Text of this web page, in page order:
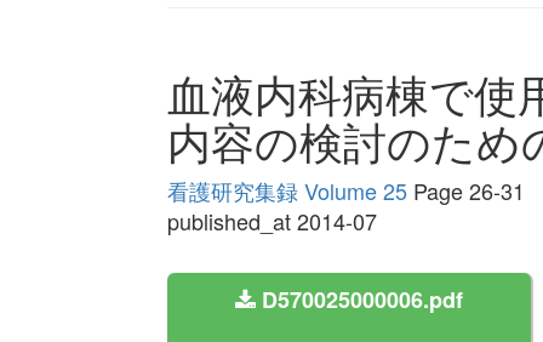
血液内科病棟で
内容の検討のた
看護研究集録 Volume 25Page 26-31
published_at 2014-07
D570025000006.pdf